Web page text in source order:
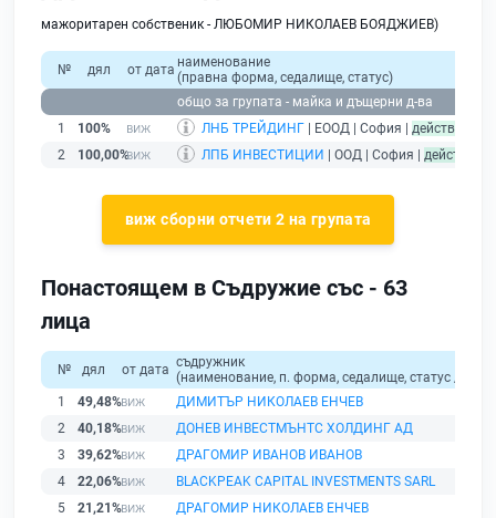
мажоритарен собственик - ЛЮБОМИР НИКОЛАЕВ БОЯДЖИЕВ)
№ дял от дата наименование
(правна форма, седалище, статус)
общо за групата - майка и дъщерни д-ва
1
100% ЛНБ ТРЕЙДИНГ | ЕООД | София | действащ
2
100,00% ЛПБ ИНВЕСТИЦИИ | ООД | София | действащ
виж сборни отчети 2 на групата
Понастоящем в Съдружие със - 63
лица
№ дял от дата съдружник
(наименование, п. форма, седалище, статус /
1
49,48%
ДИМИТЪР НИКОЛАЕВ ЕНЧЕВ
2
40,18%
ДОНЕВ ИНВЕСТМЪНТС ХОЛДИНГ АД
3
39,62%
ДРАГОМИР ИВАНОВ ИВАНОВ
4
22,06%
BLACKPEAK CAPITAL INVESTMENTS SАRL
5
21,21%
ДРАГОМИР НИКОЛАЕВ ЕНЧЕВ